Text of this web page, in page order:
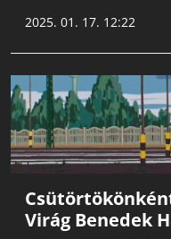
2025. 01. 17. 12:22
Virág Benedek